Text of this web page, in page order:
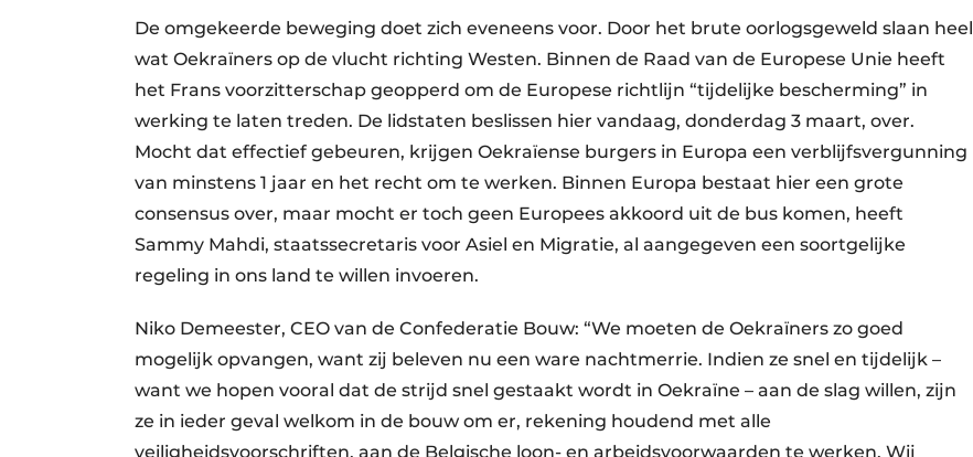
De omgekeerde beweging doet zich eveneens voor. Door het brute oorlogsgeweld slaan heel
wat Oekraïners op de vlucht richting Westen. Binnen de Raad van de Europese Unie heeft
het Frans voorzitterschap geopperd om de Europese richtlijn “tijdelijke bescherming” in
werking te laten treden. De lidstaten beslissen hier vandaag, donderdag 3 maart, over.
Mocht dat effectief gebeuren, krijgen Oekraïense burgers in Europa een verblijfsvergunning
van minstens 1 jaar en het recht om te werken. Binnen Europa bestaat hier een grote
consensus over, maar mocht er toch geen Europees akkoord uit de bus komen, heeft
Sammy Mahdi, staatssecretaris voor Asiel en Migratie, al aangegeven een soortgelijke
regeling in ons land te willen invoeren.
Niko Demeester, CEO van de Confederatie Bouw: “We moeten de Oekraïners zo goed
mogelijk opvangen, want zij beleven nu een ware nachtmerrie. Indien ze snel en tijdelijk –
want we hopen vooral dat de strijd snel gestaakt wordt in Oekraïne – aan de slag willen, zijn
ze in ieder geval welkom in de bouw om er, rekening houdend met alle
veiligheidsvoorschriften, aan de Belgische loon- en arbeidsvoorwaarden te werken. Wij